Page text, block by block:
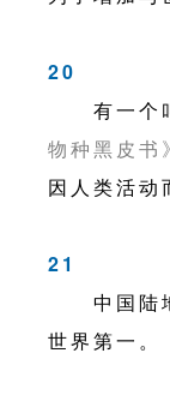
20
有一个
物种黑皮书
因人类活动
21
中国陆地
世界第一。